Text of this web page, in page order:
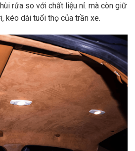
rửa so với chất liệu nỉ. mà còn giữ
kéo dài tuổi thọ của trần xe.